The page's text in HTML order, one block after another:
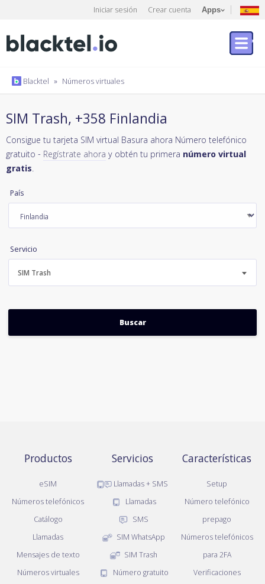
Iniciar sesión Crear cuenta Apps
Blacktel » Números virtuales
SIM Trash, +358 Finlandia
Consigue tu tarjeta SIM virtual Basura ahora Número telefónico
gratuito - Regístrate ahora y obtén tu primera número virtual
gratis.
País
Servicio
SIM Trash
Productos
eSIM
Números telefónicos
Catálogo
Llamadas
Mensajes de texto
Números virtuales
Servicios
Llamadas + SMS
Llamadas
SMS
SIM WhatsApp
SIM Trash
Número gratuito
Características
Setup
Número telefónico
prepago
Números telefónicos
para 2FA
Verificaciones